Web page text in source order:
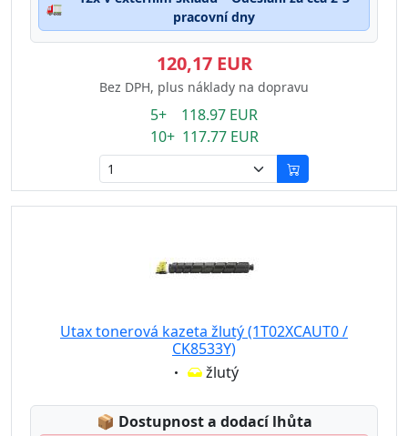
🚛
pracovní dny
120,17 EUR
Bez DPH, plus náklady na dopravu
5+ 118.97 EUR
10+ 117.77 EUR
Utax tonerová kazeta žlutý (1T02XCAUT0 /
CK8533Y)
Eigenschaft:
žlutý
📦 Lagerstatus:
Dostupnost a dodací lhůta